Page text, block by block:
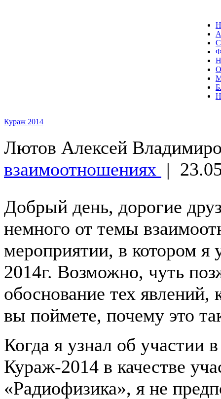
Кураж 2014
Лютов Алексей
взаимоотношениях |
Добрый день, дорогие
немного от темы
мероприятии, в котором я
2014г. Возможно, чуть
обоснование тех явлений,
вы поймете, почему это
Когда я узнал об участии
Кураж-2014 в качестве
«Радиофизика», я не